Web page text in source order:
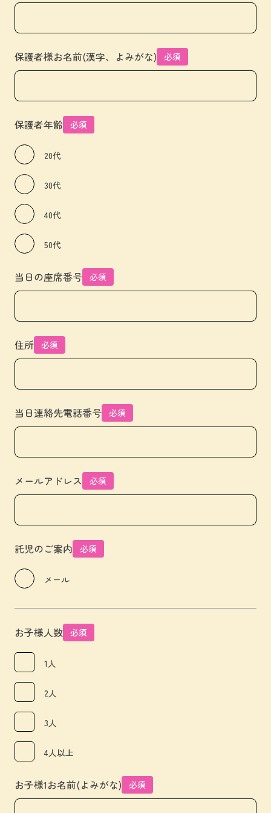
保護者様お名前(漢字、よみがな) 必須
保護者年齢 必須
20代
30代
40代
50代
当日の座席番号 必須
住所 必須
当日連絡先電話番号 必須
メールアドレス 必須
託児のご案内 必須
メール
お子様人数 必須
1人
2人
3人
4人以上
お子様1お名前(よみがな) 必須